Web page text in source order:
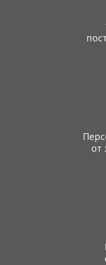
от